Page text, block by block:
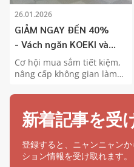
26.01.2026
GIẢM NGAY ĐẾN 40%
- Vách ngăn KOEKI và
Tặng kèm Voucher trị giá
1,000,000đ
Cơ hội mua sắm tiết kiệm,
nâng cấp không gian làm
nay. Giảm giá đến 40%
vách ngăn Koeki, tặng kèm
voucher trị giá 1.000.000đ.
新着記事を受
登録すると、ニャンニャン
ション情報を受け取れます。